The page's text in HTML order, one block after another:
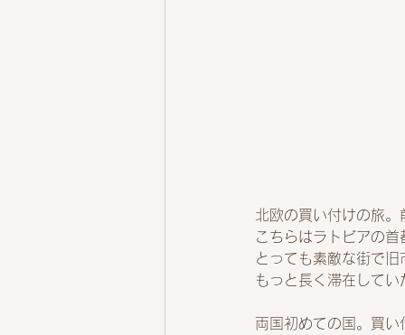
北欧の買い付けの旅
こちらはラトビアの首
とっても素敵な街で
もっと長く滞在して
両国初めての国。買